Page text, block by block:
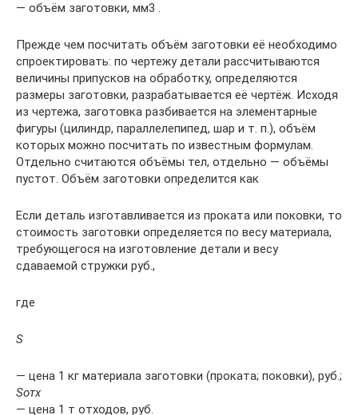
— объём заготовки, мм3 .
Прежде чем посчитать объём заготовки её необходимо
спроектировать: по чертежу детали рассчитываются
величины припусков на обработку, определяются
размеры заготовки, разрабатывается её чертёж. Исходя
из чертежа, заготовка разбивается на элементарные
фигуры (цилиндр, параллелепипед, шар и т. п.), объём
которых можно посчитать по известным формулам.
Отдельно считаются объёмы тел, отдельно — объёмы
пустот. Объём заготовки определится как
Если деталь изготавливается из проката или поковки, то
стоимость заготовки определяется по весу материала,
требующегося на изготовление детали и весу
сдаваемой стружки руб.,
где
S
— цена 1 кг материала заготовки (проката; поковки), руб.;
Sотх
— цена 1 т отходов, руб.